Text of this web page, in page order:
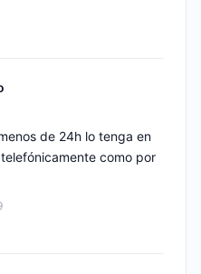
de 24h lo tenga en
como por